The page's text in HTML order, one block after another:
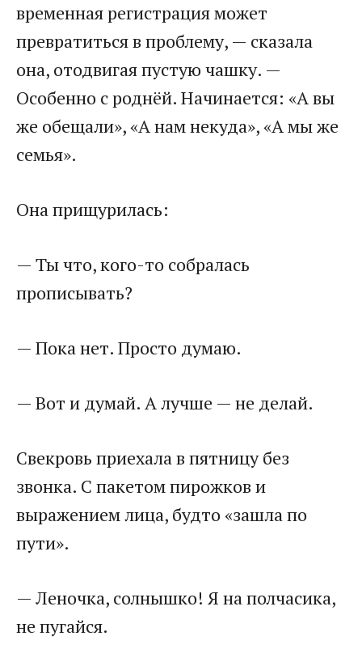
временная регистрация может
превратиться в проблему, — сказала
она, отодвигая пустую чашку. —
Особенно с роднёй. Начинается: «А вы
же обещали», «А нам некуда», «А мы же
семья».
Она прищурилась:
— Ты что, кого-то собралась
прописывать?
— Пока нет. Просто думаю.
— Вот и думай. А лучше — не делай.
Свекровь приехала в пятницу без
звонка. С пакетом пирожков и
выражением лица, будто «зашла по
пути».
— Леночка, солнышко! Я на полчасика,
не пугайся.